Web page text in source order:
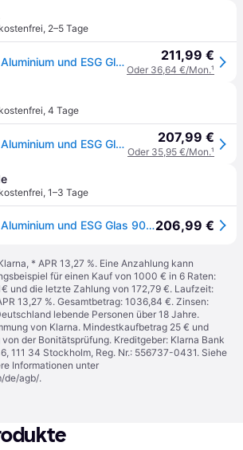
, 2–5 Tage
vidaXL Schiebetür Aluminium und ESG Glas 90x205 cm Schwarz 211,99 €
Oder 36,64 €/Mon.¹
, 4 Tage
vidaXL Schiebetür Aluminium und ESG Glas 90x205 cm Schwarz 288065 207,99 €
Oder 35,95 €/Mon.¹
, 1–3 Tage
vidaXL Schiebetür Aluminium und ESG Glas 90x205 cm Schwarz206,99 €
* APR 13,27 %. Eine Anzahlung kann
für einen Kauf von 1000 € in 6 Raten:
und die letzte Zahlung von 172,79 €. Laufzeit:
13,27 %. Gesamtbetrag: 1036,84 €. Zinsen:
lebende Personen über 18 Jahre.
von Klarna. Mindestkaufbetrag 25 € und
der Bonitätsprüfung. Kreditgeber: Klarna Bank
111 34 Stockholm, Reg. Nr.: 556737-0431. Siehe
Informationen unter
de/agb/.